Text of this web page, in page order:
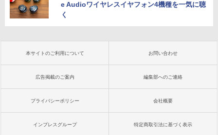
e Audioワイヤレスイヤフォン4機種を一気に聴
く
本サイトのご利用について お問い合わせ
広告掲載のご案内 編集部へのご連絡
プライバシーポリシー 会社概要
インプレスグループ 特定商取引法に基づく表示